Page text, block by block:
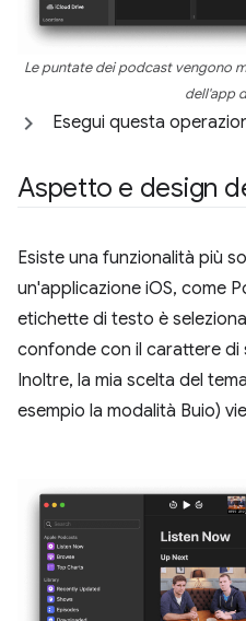
Le puntate dei podcast vengono
dell'app
Esegui questa
Aspetto e design
Esiste una funzionalità più
un'applicazione iOS, come
etichette di testo è
confonde con il carattere di
Inoltre, la mia scelta del
esempio la modalità Buio)